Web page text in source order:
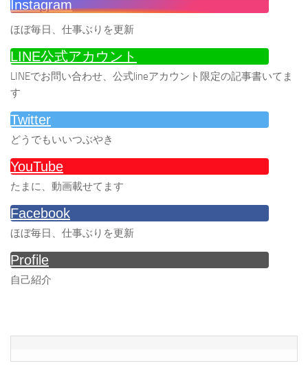
Instagram
ほぼ毎日、仕事ぶりを更新
LINE公式アカウント
LINEでお問い合わせ、公式lineアカウント限定の記事書いてま
す
Twitter
どうでもいいつぶやき
YouTube
たまに、動画載せてます
Facebook
ほぼ毎日、仕事ぶりを更新
Profile
自己紹介